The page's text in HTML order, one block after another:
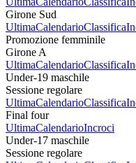
Girone Sud
UltimaCalendarioClassifica
Promozione femminile
Girone A
UltimaCalendarioClassifica
Under-19 maschile
Sessione regolare
UltimaCalendarioClassifica
Final four
UltimaCalendarioIncroci
Under-17 maschile
Sessione regolare